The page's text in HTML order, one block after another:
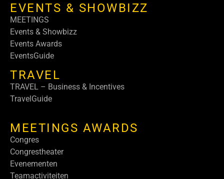
EVENTS & SHOWBIZZ
MEETINGS
Events & Showbizz
Events Awards
EventsGuide
TRAVEL
TRAVEL – Business & Incentives
TravelGuide
MEETINGS AWARDS
Congres
Congrestheater
Evenementen
Teamactiviteiten